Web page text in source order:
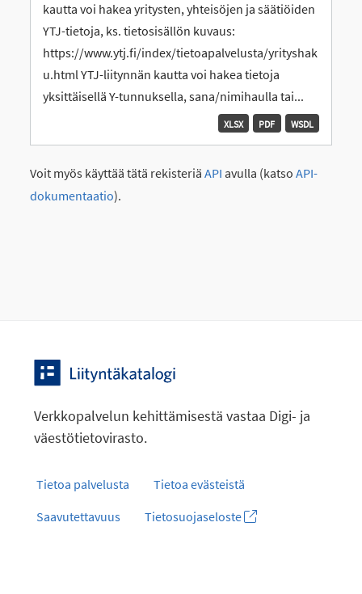
kautta voi hakea yritysten, yhteisöjen ja säätiöiden
YTJ-tietoja, ks. tietosisällön kuvaus:
https://www.ytj.fi/index/tietoapalvelusta/yrityshak
u.html YTJ-liitynnän kautta voi hakea tietoja
yksittäisellä Y-tunnuksella, sana/nimihaulla tai...
WSDL
PDF
XLSX
Voit myös käyttää tätä rekisteriä API avulla (katso API-
dokumentaatio).
Verkkopalvelun kehittämisestä vastaa Digi- ja
väestötietovirasto.
Tietoa palvelusta
Tietoa evästeistä
Saavutettavuus
Tietosuojaseloste